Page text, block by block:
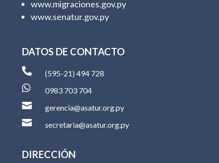
www.migraciones.gov.py
www.senatur.gov.py
DATOS DE CONTACTO
 (595-21) 494 728
 0983 703 704
 gerencia@asatur.org.py
 secretaria@asatur.org.py
DIRECCIÓN